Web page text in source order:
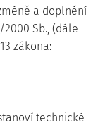
a doplnění
Sb., (dále
zákona:
technické